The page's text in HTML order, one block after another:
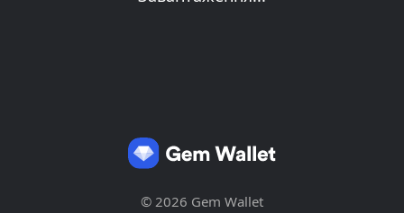
© 2026 Gem Wallet